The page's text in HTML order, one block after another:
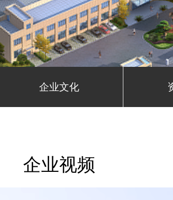
企业文化
企业视频